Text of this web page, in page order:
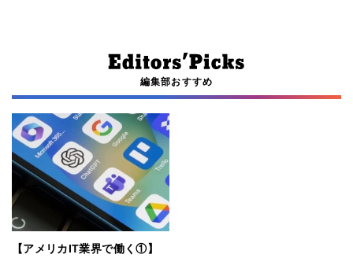
編集部おすすめ
【アメリカIT業界で働く①】